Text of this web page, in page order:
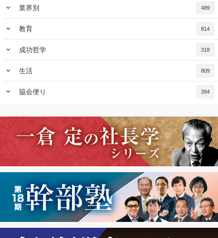
keyboard_arrow_down 業界別 489
keyboard_arrow_down 教育 814
keyboard_arrow_down 成功哲学 318
keyboard_arrow_down 生活 809
keyboard_arrow_down 協会便り 394